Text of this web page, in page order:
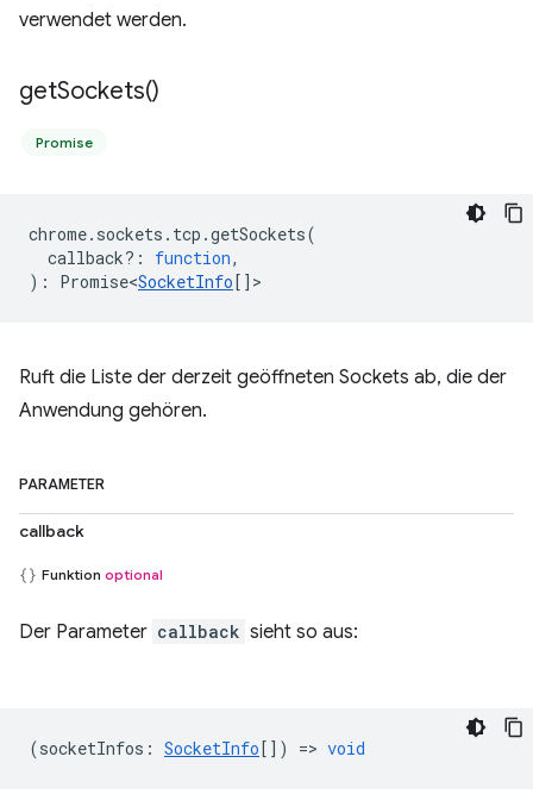
verwendet werden.
getSockets()
Promise
chrome. sockets . tcp .getSockets(
callback? : function,
) : Promise<SocketInfo[] >
Ruft die Liste der derzeit geöffneten Sockets ab, die der
Anwendung gehören.
PARAMETER
callback
Funktion optional
Der Parameter callback sieht so aus:
(socketInfos : SocketInfo[]) => void